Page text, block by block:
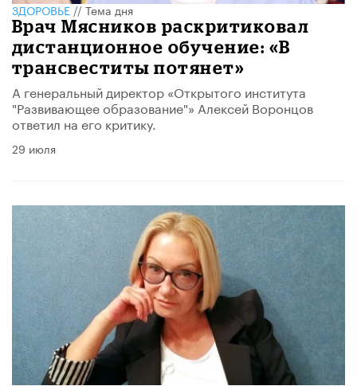
ЗДОРОВЬЕ//Тема дня
Врач Мясников раскритиковал
дистанционное обучение: «В
трансвеститы потянет»
А генеральный директор «Открытого института
"Развивающее образование"» Алексей Воронцов
ответил на его критику.
29 июля